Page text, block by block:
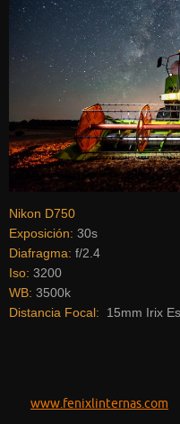
Nikon D750
Exposición: 30s
Diafragma: f/2.4
Iso: 3200
WB: 3500k
Distancia Focal:
15mm Irix
www.fenixlinternas.com